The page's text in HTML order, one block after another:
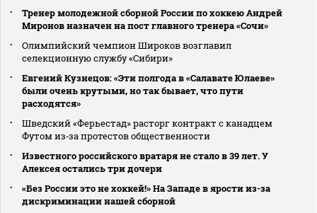
Тренер молодежной сборной России по хоккею Андрей
Миронов назначен на пост главного тренера «Сочи»
Олимпийский чемпион Широков возглавил
селекционную службу «Сибири»
Евгений Кузнецов: «Эти полгода в «Салавате Юлаеве»
были очень крутыми, но так бывает, что пути
расходятся»
Шведский «Ферьестад» расторг контракт с канадцем
Футом из‑за протестов общественности
Известного российского вратаря не стало в 39 лет. У
Алексея остались три дочери
«Без России это не хоккей!» На Западе в ярости из-за
дискриминации нашей сборной